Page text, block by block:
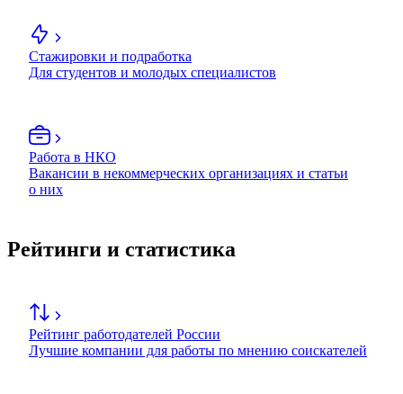
Стажировки и подработка
Для студентов и молодых специалистов
Работа в НКО
Вакансии в некоммерческих организациях и статьи
о них
Рейтинги и статистика
Рейтинг работодателей России
Лучшие компании для работы по мнению соискателей